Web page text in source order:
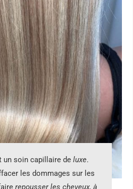
un soin capillaire deluxe.
les dommages sur les
repousser les cheveux, à